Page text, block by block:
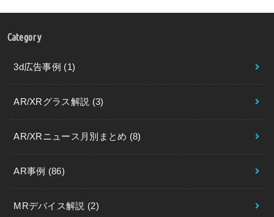
Category
3d広告事例 (1)
AR/XRグラス解説 (3)
AR/XRニュース月別まとめ (8)
AR事例 (86)
MRデバイス解説 (2)